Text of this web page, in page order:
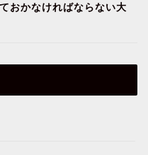
おかなければならない大